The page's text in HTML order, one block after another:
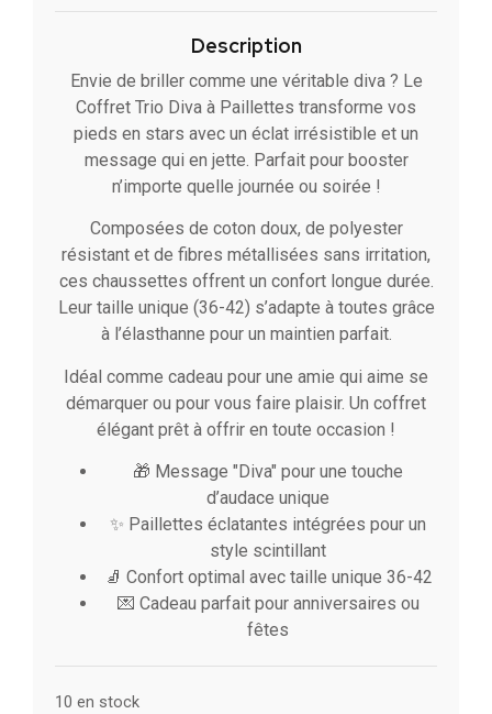
Description
Envie de briller comme une véritable diva ? Le
Coffret Trio Diva à Paillettes transforme vos
pieds en stars avec un éclat irrésistible et un
message qui en jette. Parfait pour booster
n’importe quelle journée ou soirée !
Composées de coton doux, de polyester
résistant et de fibres métallisées sans irritation,
ces chaussettes offrent un confort longue durée.
Leur taille unique (36-42) s’adapte à toutes grâce
à l’élasthanne pour un maintien parfait.
Idéal comme cadeau pour une amie qui aime se
démarquer ou pour vous faire plaisir. Un coffret
élégant prêt à offrir en toute occasion !
🎁 Message "Diva" pour une touche
d’audace unique
✨ Paillettes éclatantes intégrées pour un
style scintillant
🧦 Confort optimal avec taille unique 36-42
💌 Cadeau parfait pour anniversaires ou
fêtes
10 en stock